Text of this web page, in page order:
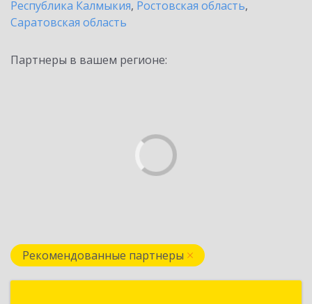
Республика Калмыкия, Ростовская область,
Саратовская область
Партнеры в вашем регионе:
Рекомендованные партнеры